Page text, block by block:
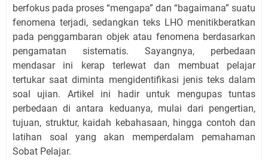
berfokus pada proses “mengapa” dan “bagaimana” suatu
fenomena terjadi, sedangkan teks LHO menitikberatkan
pada penggambaran objek atau fenomena berdasarkan
pengamatan sistematis. Sayangnya, perbedaan
mendasar ini kerap terlewat dan membuat pelajar
tertukar saat diminta mengidentifikasi jenis teks dalam
soal ujian. Artikel ini hadir untuk mengupas tuntas
perbedaan di antara keduanya, mulai dari pengertian,
tujuan, struktur, kaidah kebahasaan, hingga contoh dan
latihan soal yang akan memperdalam pemahaman
Sobat Pelajar.